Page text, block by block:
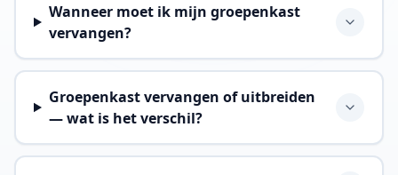
Wanneer moet ik mijn groepenkast
vervangen?
Groepenkast vervangen of uitbreiden
— wat is het verschil?